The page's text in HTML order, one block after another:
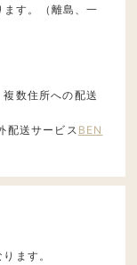
す。（離島、一
数住所への配送
配送サービス BEN
ます。